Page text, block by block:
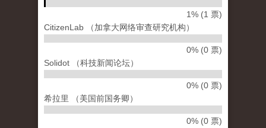
1% (1 票)
CitizenLab （加拿大网络审查研究机构）
0% (0 票)
Solidot （科技新闻论坛）
0% (0 票)
希拉里 （美国前国务卿）
0% (0 票)